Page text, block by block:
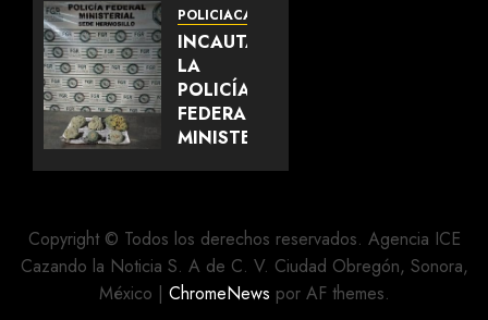
PRIORITARIO
CON
FINES
DE
EXTRADICIÓN
6, 2026
POLICIACA
INCAUTA
LA
POLICÍA
FEDERAL
MINISTERIAL
«PEYOTE”
EN
EMPRESA
DE
Copyright © Todos los derechos reservados. Agencia ICE
Cazando la Noticia S. A de C. V. Ciudad Obregón, Sonora,
México | ChromeNews por AF themes.